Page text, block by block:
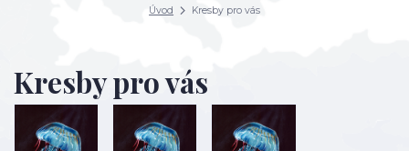
Úvod Kresby pro vás
Kresby pro vás